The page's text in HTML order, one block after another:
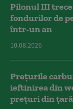
Pilonul III trece
fondurilor de
într-un an
10.08.2026
Prețurile
ieftinirea din
prețuri din țară